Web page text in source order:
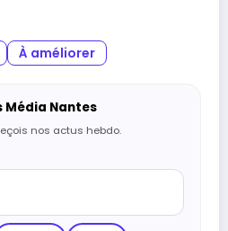
À améliorer
Média Nantes
nos actus hebdo.